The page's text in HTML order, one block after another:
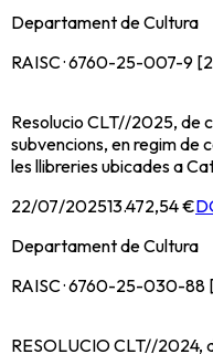
Departament de Cultura
RAISC · 6760-25-007-9
Resolucio CLT//2025, de
subvencions, en regim de
les llibreries ubicades a
22/07/202513.472,54 €
Departament de Cultura
RAISC · 6760-25-030-
RESOLUCIO CLT//2024,